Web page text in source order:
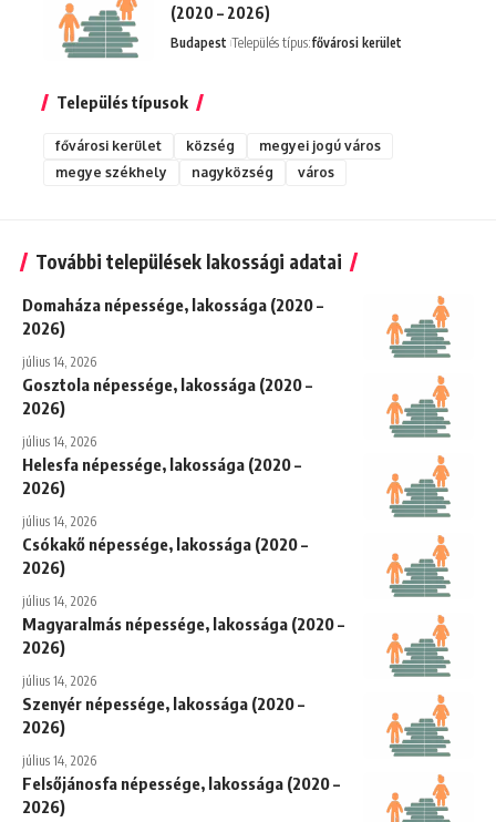
(2020 – 2026)
Budapest Település típus:fővárosi kerület
Település típusok
fővárosi kerület község
megyei jogú város
megye székhely
nagyközség város
További települések lakossági adatai
Domaháza népessége, lakossága (2020 –
2026)
július 14, 2026
Gosztola népessége, lakossága (2020 –
2026)
július 14, 2026
Helesfa népessége, lakossága (2020 –
2026)
július 14, 2026
Csókakő népessége, lakossága (2020 –
2026)
július 14, 2026
Magyaralmás népessége, lakossága (2020 –
2026)
július 14, 2026
Szenyér népessége, lakossága (2020 –
2026)
július 14, 2026
Felsőjánosfa népessége, lakossága (2020 –
2026)